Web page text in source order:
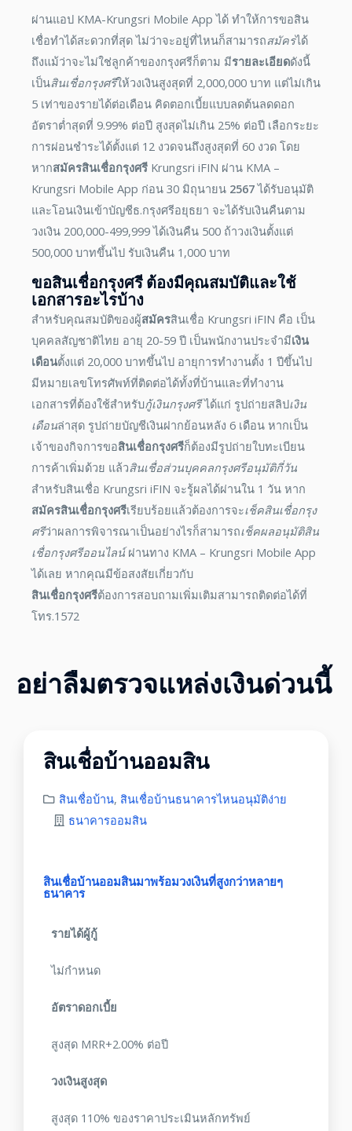
ผ่านแอป KMA-Krungsri Mobile App ได้ ทำให้การขอสิน
เชื่อทำได้สะดวกที่สุด ไม่ว่าจะอยู่ที่ไหนก็สามารถสมัครได้
ถึงแม้ว่าจะไม่ใช่ลูกค้าของกรุงศรีก็ตาม มีรายละเอียดดังนี้
เป็นสินเชื่อกรุงศรีให้วงเงินสูงสุดที่ 2,000,000 บาท แต่ไม่เกิน
5 เท่าของรายได้ต่อเดือน คิดตอกเบี้ยแบบลดต้นลดดอก
อัตราต่ำสุดที่ 9.99% ต่อปี สูงสุดไม่เกิน 25% ต่อปี เลือกระยะ
การผ่อนชำระได้ตั้งแต่ 12 งวดจนถึงสูงสุดที่ 60 งวด โดย
หากสมัครสินเชื่อกรุงศรี Krungsri iFIN ผ่าน KMA –
Krungsri Mobile App ก่อน 30 มิถุนายน 2567ได้รับอนุมัติ
และโอนเงินเข้าบัญชีธ.กรุงศรีอยุธยา จะได้รับเงินคืนตาม
วงเงิน 200,000-499,999 ได้เงินคืน 500 ถ้าวงเงินตั้งแต่
500,000 บาทขึ้นไป รับเงินคืน 1,000 บาท
ขอสินเชื่อกรุงศรีต้องมีคุณสมบัติและใช้
เอกสารอะไรบ้าง
สำหรับคุณสมบัติของผู้สมัครสินเชื่อ Krungsri iFIN คือ เป็น
บุคคลสัญชาติไทย อายุ 20-59 ปี เป็นพนักงานประจำมีเงิน
เดือนตั้งแต่ 20,000 บาทขึ้นไป อายุการทำงานตั้ง 1 ปีขึ้นไป
มีหมายเลขโทรศัพท์ที่ติดต่อได้ทั้งที่บ้านและที่ทำงาน
เอกสารที่ต้องใช้สำหรับกู้เงินกรุงศรีได้แก่ รูปถ่ายสลิปเงิน
เดือนล่าสุด รูปถ่ายบัญชีเงินฝากย้อนหลัง 6 เดือน หากเป็น
เจ้าของกิจการขอสินเชื่อกรุงศรีก็ต้องมีรูปถ่ายใบทะเบียน
การค้าเพิ่มด้วย แล้วสินเชื่อส่วนบุคคลกรุงศรีอนุมัติกี่วัน
สำหรับสินเชื่อ Krungsri iFIN จะรู้ผลได้ผ่านใน 1 วัน หาก
สมัครสินเชื่อกรุงศรีเรียบร้อยแล้วต้องการจะเช็คสินเชื่อกรุง
ศรีว่าผลการพิจารณาเป็นอย่างไรก็สามารถเช็คผลอนุมัติสิน
เชื่อกรุงศรีออนไลน์ผ่านทาง KMA – Krungsri Mobile App
ได้เลย หากคุณมีข้อสงสัยเกี่ยวกับ
สินเชื่อกรุงศรีต้องการสอบถามเพิ่มเติมสามารถติดต่อได้ที่
โทร.1572
อย่าลืมตรวจแหล่งเงินด่วนนี้
สินเชื่อบ้านออมสิน
สินเชื่อบ้าน, สินเชื่อบ้านธนาคารไหนอนุมัติง่าย
ธนาคารออมสิน
สินเชื่อบ้านออมสินมาพร้อมวงเงินที่สูงกว่าหลายๆ
ธนาคาร
รายได้ผู้กู้
ไม่กำหนด
อัตราดอกเบี้ย
สูงสุด MRR+2.00% ต่อปี
วงเงินสูงสุด
สูงสุด 110% ของราคาประเมินหลักทรัพย์